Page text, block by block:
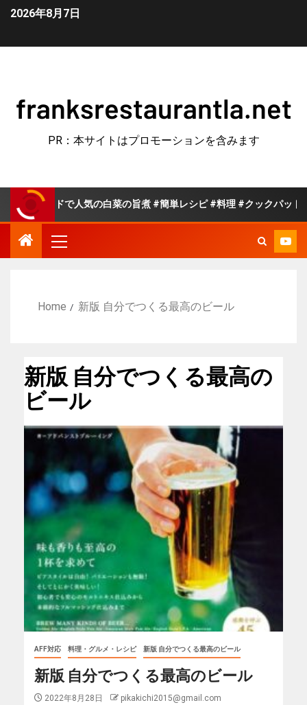
2026年8月7日
franksrestaurantla.net
PR：本サイトはプロモーションを含みます
ドで人気の白菜の旨煮 #簡単レシピ #料理 #クックパッド
Home 新版 自分でつくる最高のビール
新版 自分でつくる最高の
ビール
AFF対応 料理・グルメ・レシピ 新版 自分でつくる最高のビール
新版 自分でつくる最高のビール
2022年8月28日 pikakichi2015@gmail.com